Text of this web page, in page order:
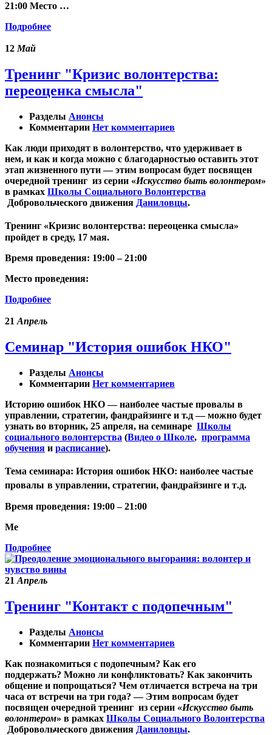
21:00 Место …
Подробнее
12 Май
Тренинг "Кризис волонтерства:
переоценка смысла"
Разделы Анонсы
Комментарии Нет комментариев
Как люди приходят в волонтерство, что удерживает в
нем, и как и когда можно с благодарностью оставить этот
этап жизненного пути — этим вопросам будет посвящен
очередной тренинг из серии «Искусство быть волонтером»
в рамках Школы Социального Волонтерства
Добровольческого движения Даниловцы.
Тренинг «Кризис волонтерства: переоценка смысла»
пройдет в среду, 17 мая.
Время проведения: 19:00 – 21:00
Место проведения:
Подробнее
21 Апрель
Семинар "История ошибок НКО"
Разделы Анонсы
Комментарии Нет комментариев
Историю ошибок НКО — наиболее частые провалы в
управлении, стратегии, фандрайзинге и т.д —можно будет
узнать во вторник, 25 апреля, на семинаре Школы
социального волонтерства (Видео о Школе, программа
обучения и расписание).
Тема семинара: История ошибок НКО: наиболее частые
провалы в управлении, стратегии, фандрайзинге и т.д.
Время проведения: 19:00 – 21:00
Ме
Подробнее
21 Апрель
Тренинг "Контакт с подопечным"
Разделы Анонсы
Комментарии Нет комментариев
Как познакомиться с подопечным? Как его
поддержать? Можно ли конфликтовать? Как закончить
общение и попрощаться? Чем отличается встреча на три
часа от встречи на три года? — Этим вопросам будет
посвящен очередной тренинг из серии «Искусство быть
волонтером» в рамках Школы Социального Волонтерства
Добровольческого движения Даниловцы.